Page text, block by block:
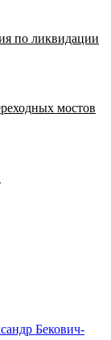
по ликвидации
мостов
Бекович-